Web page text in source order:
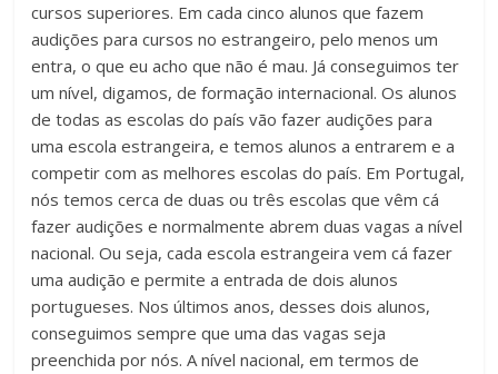
cursos superiores. Em cada cinco alunos que fazem
audições para cursos no estrangeiro, pelo menos um
entra, o que eu acho que não é mau. Já conseguimos ter
um nível, digamos, de formação internacional. Os alunos
de todas as escolas do país vão fazer audições para
uma escola estrangeira, e temos alunos a entrarem e a
competir com as melhores escolas do país. Em Portugal,
nós temos cerca de duas ou três escolas que vêm cá
fazer audições e normalmente abrem duas vagas a nível
nacional. Ou seja, cada escola estrangeira vem cá fazer
uma audição e permite a entrada de dois alunos
portugueses. Nos últimos anos, desses dois alunos,
conseguimos sempre que uma das vagas seja
preenchida por nós. A nível nacional, em termos de